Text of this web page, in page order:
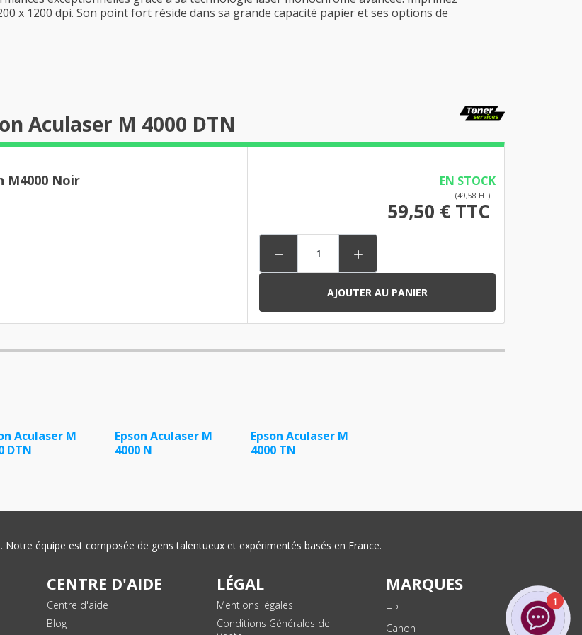
x 1200 dpi. Son point fort réside dans sa grande capacité papier et ses options de
Aculaser M 4000 DTN
M4000 Noir EN STOCK
(49,58 HT)
59,50 € TTC
 
AJOUTER AU PANIER
Aculaser M
DTN
Epson Aculaser M
4000 N
Epson Aculaser M
4000 TN
équipe est composée de gens talentueux et expérimentés basés en France.
CENTRE D'AIDE
Centre d'aide
Blog
LÉGAL
Mentions légales
Conditions Générales de
MARQUES
HP
Canon
1